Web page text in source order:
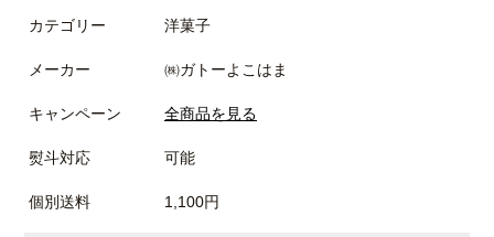
カテゴリー 洋菓子
メーカー ㈱ガトーよこはま
キャンペーン 全商品を見る
熨斗対応 可能
個別送料 1,100円